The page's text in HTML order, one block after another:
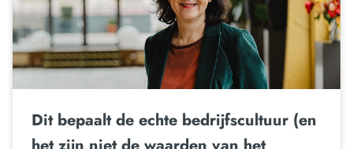
Dit bepaalt de echte bedrijfscultuur (en